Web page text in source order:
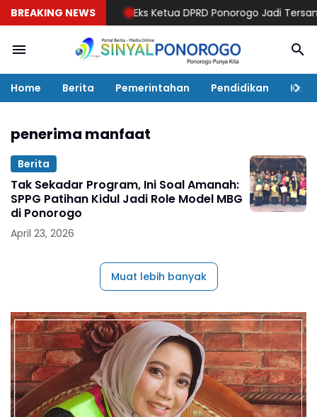
BREAKING NEWS Eks Ketua DPRD Ponorogo Jadi
Home Berita Pemerintahan Pendidikan
penerima manfaat
Berita
Tak Sekadar Program, Ini Soal Amanah:
SPPG Patihan Kidul Jadi Role Model MBG
di Ponorogo
April 23, 2026
Muat lebih banyak